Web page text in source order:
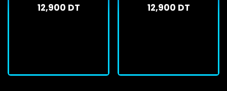
12,900 DT 12,900 DT